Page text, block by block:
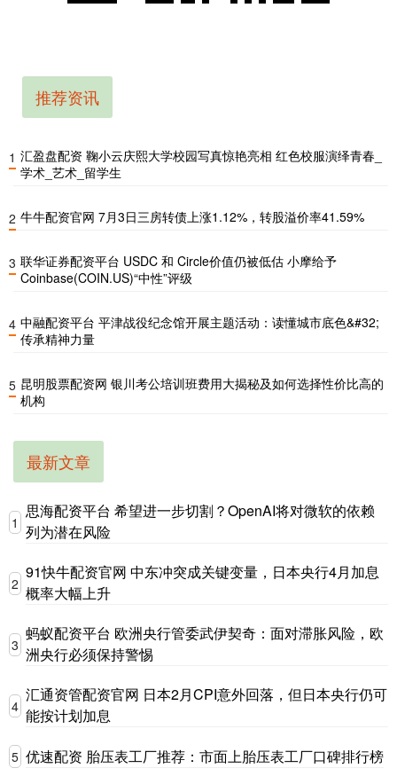
推荐资讯
1 汇盈盘配资 鞠小云庆熙大学校园写真惊艳亮相 红色校服演绎青春_
学术_艺术_留学生
2 牛牛配资官网 7月3日三房转债上涨1.12%，转股溢价率41.59%
3 联华证券配资平台 USDC 和 Circle价值仍被低估 小摩给予
Coinbase(COIN.US)“中性”评级
4 中融配资平台 平津战役纪念馆开展主题活动：读懂城市底色&#32;
传承精神力量
5 昆明股票配资网 银川考公培训班费用大揭秘及如何选择性价比高的
机构
最新文章
1
思海配资平台 希望进一步切割？OpenAI将对微软的依赖
列为潜在风险
2
91快牛配资官网 中东冲突成关键变量，日本央行4月加息
概率大幅上升
3
蚂蚁配资平台 欧洲央行管委武伊契奇：面对滞胀风险，欧
洲央行必须保持警惕
4
汇通资管配资官网 日本2月CPI意外回落，但日本央行仍可
能按计划加息
5 优速配资 胎压表工厂推荐：市面上胎压表工厂口碑排行榜